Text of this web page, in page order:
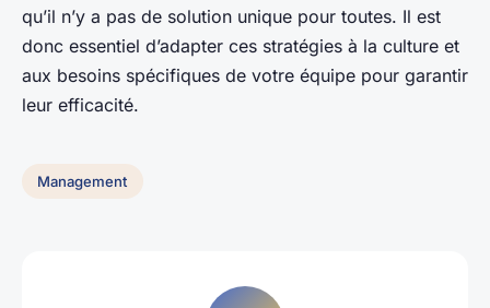
qu’il n’y a pas de solution unique pour toutes. Il est
donc essentiel d’adapter ces stratégies à la culture et
aux besoins spécifiques de votre équipe pour garantir
leur efficacité.
Management